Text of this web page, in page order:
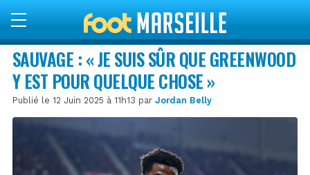
SAUVAGE : « JE SUIS SÛR QUE GREENWOOD
Y EST POUR QUELQUE CHOSE »
Publié le 12 Juin 2025 à 11h13 par Jordan Belly